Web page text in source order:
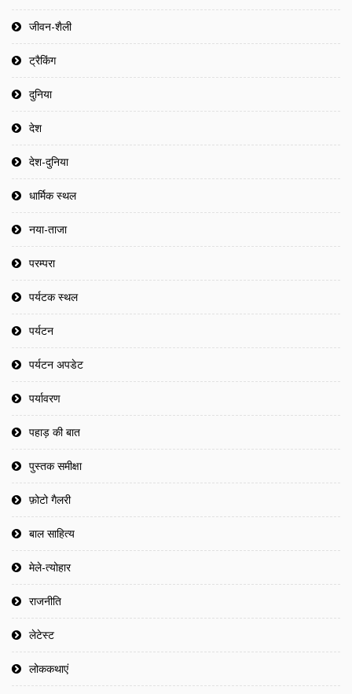
जीवन-शैली
ट्रैकिंग
दुनिया
देश
देश-दुनिया
धार्मिक स्थल
नया-ताजा
परम्परा
पर्यटक स्थल
पर्यटन
पर्यटन अपडेट
पर्यावरण
पहाड़ की बात
पुस्तक समीक्षा
फ़ोटो गैलरी
बाल साहित्य
मेले-त्योहार
राजनीति
लेटेस्ट
लोककथाएं